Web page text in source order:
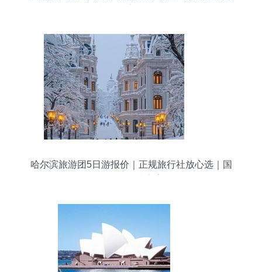
哈尔滨旅游团5日游报价｜正规旅行社放心选｜国